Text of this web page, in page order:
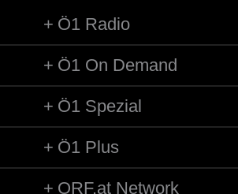
Ö1 Radio
Ö1 On Demand
Ö1 Spezial
Ö1 Plus
ORF.at Network